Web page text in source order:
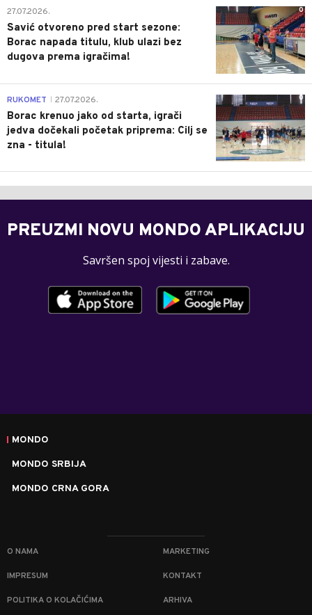
0
27.07.2026.
Savić otvoreno pred start sezone:
Borac napada titulu, klub ulazi bez
dugova prema igračima!
0
RUKOMET 27.07.2026.
Borac krenuo jako od starta, igrači
jedva dočekali početak priprema: Cilj se
zna - titula!
PREUZMI NOVU MONDO APLIKACIJU
Savršen spoj vijesti i zabave.
MONDO
MONDO SRBIJA
MONDO CRNA GORA
O NAMA MARKETING
IMPRESUM KONTAKT
POLITIKA O KOLAČIĆIMA ARHIVA